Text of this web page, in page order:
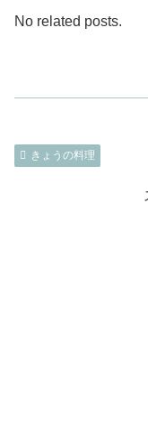
No related posts.
きょうの料理